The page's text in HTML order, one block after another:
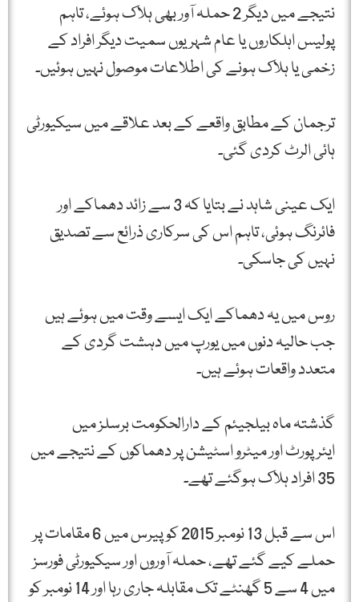
نتیجے میں دیگر 2 حملہ آور بھی ہلاک ہوئے، تاہم
پولیس اہلکاروں یا عام شہریوں سمیت دیگر افراد کے
زخمی یا ہلاک ہونے کی اطلاعات موصول نہیں ہوئیں۔
ترجمان کے مطابق واقعے کے بعد علاقے میں سیکیورٹی
ہائی الرٹ کردی گئی۔
ایک عینی شاہد نے بتایا کہ 3 سے زائد دھماکے اور
فائرنگ ہوئی، تاہم اس کی سرکاری ذرائع سے تصدیق
نہیں کی جاسکی۔
روس میں یہ دھماکے ایک ایسے وقت میں ہوئے ہیں
جب حالیہ دنوں میں یورپ میں دہشت گردی کے
متعدد واقعات ہوئے ہیں۔
گذشتہ ماہ بیلجیئم کے دارالحکومت برسلز میں
ایئرپورٹ اور میٹرو اسٹیشن پر دھماکوں کے نتیجے میں
35 افراد ہلاک ہوگئے تھے۔
اس سے قبل 13 نومبر 2015 کو پیرس میں 6 مقامات پر
حملے کیے گئے تھے، حملہ آوروں اور سیکیورٹی فورسز
میں 4 سے 5 گھنٹے تک مقابلہ جاری رہا اور 14 نومبر کو